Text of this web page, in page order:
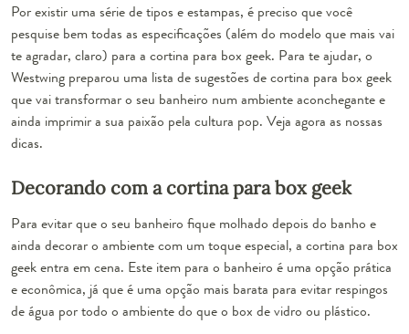
Por existir uma série de tipos e estampas, é preciso que você
pesquise bem todas as especificações (além do modelo que mais vai
te agradar, claro) para a cortina para box geek. Para te ajudar, o
Westwing preparou uma lista de sugestões de cortina para box geek
que vai transformar o seu banheiro num ambiente aconchegante e
ainda imprimir a sua paixão pela cultura pop. Veja agora as nossas
dicas.
Decorando com a cortina para box geek
Para evitar que o seu banheiro fique molhado depois do banho e
ainda decorar o ambiente com um toque especial, a cortina para box
geek entra em cena. Este item para o banheiro é uma opção prática
e econômica, já que é uma opção mais barata para evitar respingos
de água por todo o ambiente do que o box de vidro ou plástico.